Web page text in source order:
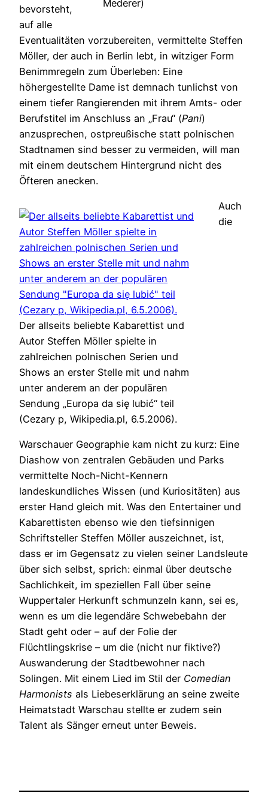
Mederer)
bevorsteht,
auf alle
Eventualitäten vorzubereiten, vermittelte Steffen
Möller, der auch in Berlin lebt, in witziger Form
Benimmregeln zum Überleben: Eine
höhergestellte Dame ist demnach tunlichst von
einem tiefer Rangierenden mit ihrem Amts- oder
Berufstitel im Anschluss an „Frau“ (Pani)
anzusprechen, ostpreußische statt polnischen
Stadtnamen sind besser zu vermeiden, will man
mit einem deutschem Hintergrund nicht des
Öfteren anecken.
Der allseits beliebte Kabarettist und
Autor Steffen Möller spielte in
zahlreichen polnischen Serien und
Shows an erster Stelle mit und nahm
unter anderem an der populären
Sendung „Europa da się lubić“ teil
(Cezary p, Wikipedia.pl, 6.5.2006).
Auch
die
Warschauer Geographie kam nicht zu kurz: Eine
Diashow von zentralen Gebäuden und Parks
vermittelte Noch-Nicht-Kennern
landeskundliches Wissen (und Kuriositäten) aus
erster Hand gleich mit. Was den Entertainer und
Kabarettisten ebenso wie den tiefsinnigen
Schriftsteller Steffen Möller auszeichnet, ist,
dass er im Gegensatz zu vielen seiner Landsleute
über sich selbst, sprich: einmal über deutsche
Sachlichkeit, im speziellen Fall über seine
Wuppertaler Herkunft schmunzeln kann, sei es,
wenn es um die legendäre Schwebebahn der
Stadt geht oder – auf der Folie der
Flüchtlingskrise – um die (nicht nur fiktive?)
Auswanderung der Stadtbewohner nach
Solingen. Mit einem Lied im Stil der Comedian
Harmonists als Liebeserklärung an seine zweite
Heimatstadt Warschau stellte er zudem sein
Talent als Sänger erneut unter Beweis.